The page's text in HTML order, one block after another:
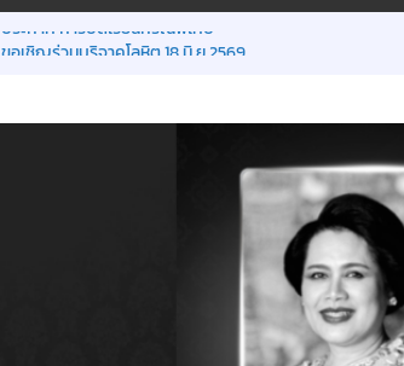
ประกาศ การปิดเรียนกรณีพิเศษ